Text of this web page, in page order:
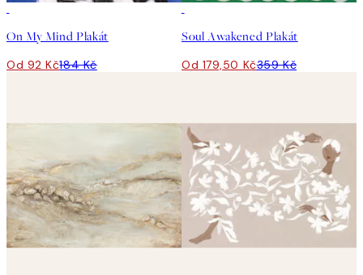
On My Mind Plakát
Od 92 Kč184 Kč
Soul Awakened Plakát
Od 179,50 Kč359 Kč